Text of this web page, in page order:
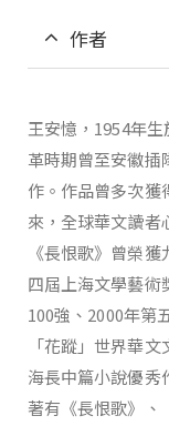
作者
王安憶，1954年
革時期曾至安徽插
作。作品曾多次
來，全球華文讀者
《長恨歌》曾榮
四屆上海文學藝術
100強、2000年第
「花蹤」世界華
海長中篇小說優秀
著有《長恨歌》、